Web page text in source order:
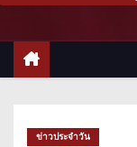
ข่าวประจำวัน